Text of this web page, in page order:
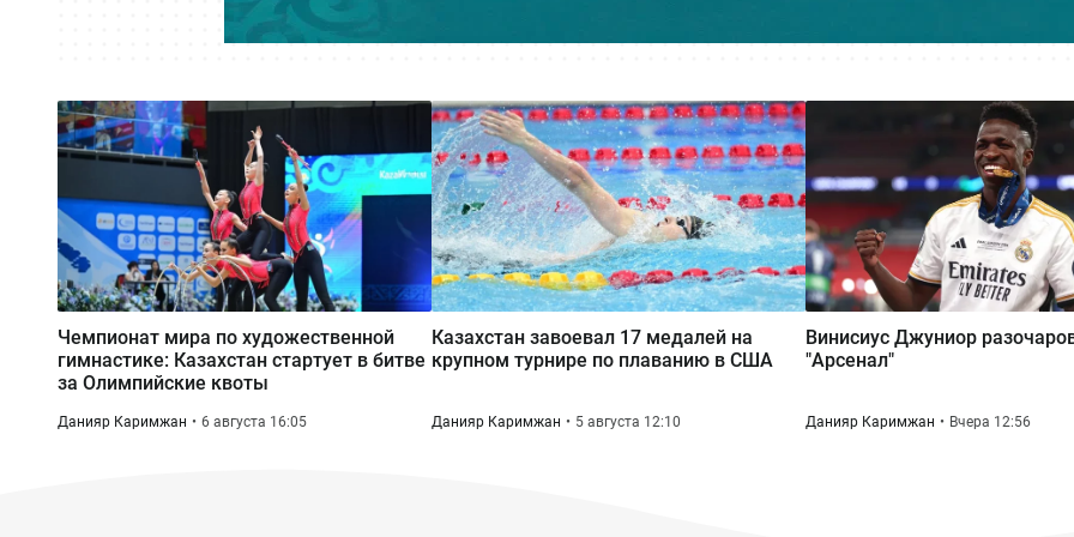
Чемпионат мира по художественной
гимнастике: Казахстан стартует в битве
за Олимпийские квоты
Данияр Каримжан 6 августа 16:05
Казахстан завоевал 17 медалей на
крупном турнире по плаванию в США
Данияр Каримжан 5 августа 12:10
Винисиус Джуниор
"Арсенал"
Данияр Каримжан Вчера 12:56